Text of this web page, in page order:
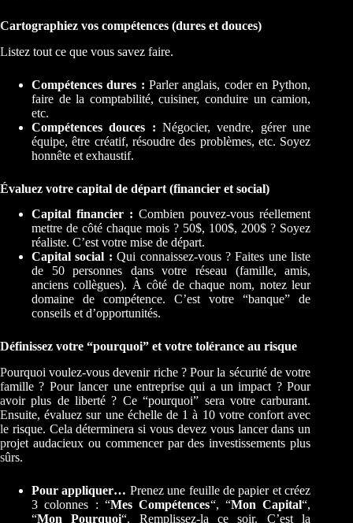
Cartographiez vos compétences (dures et douces)
Listez tout ce que vous savez faire.
Compétences dures : Parler anglais, coder en Python,
faire de la comptabilité, cuisiner, conduire un camion,
etc.
Compétences douces : Négocier, vendre, gérer une
équipe, être créatif, résoudre des problèmes, etc. Soyez
honnête et exhaustif.
Évaluez votre capital de départ (financier et social)
Capital financier : Combien pouvez-vous réellement
mettre de côté chaque mois ? 50$, 100$, 200$ ? Soyez
réaliste. C’est votre mise de départ.
Capital social : Qui connaissez-vous ? Faites une liste
de 50 personnes dans votre réseau (famille, amis,
anciens collègues). À côté de chaque nom, notez leur
domaine de compétence. C’est votre “banque” de
conseils et d’opportunités.
Définissez votre “pourquoi” et votre tolérance au risque
Pourquoi voulez-vous devenir riche ? Pour la sécurité de votre
famille ? Pour lancer une entreprise qui a un impact ? Pour
avoir plus de liberté ? Ce “pourquoi” sera votre carburant.
Ensuite, évaluez sur une échelle de 1 à 10 votre confort avec
le risque. Cela déterminera si vous devez vous lancer dans un
projet audacieux ou commencer par des investissements plus
sûrs.
Pour appliquer… Prenez une feuille de papier et créez
3 colonnes : “Mes Compétences“, “Mon Capital“,
“Mon Pourquoi“. Remplissez-la ce soir. C’est la